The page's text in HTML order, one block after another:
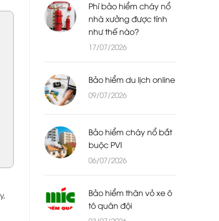
Phí bảo hiểm cháy nổ
nhà xưởng được tính
như thế nào?
17/07/2026
Bảo hiểm du lịch online
09/07/2026
Bảo hiểm cháy nổ bắt
buộc PVI
06/07/2026
Bảo hiểm thân vỏ xe ô
tô quân đội